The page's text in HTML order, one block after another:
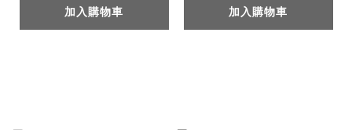
加入購物車 加入購物車